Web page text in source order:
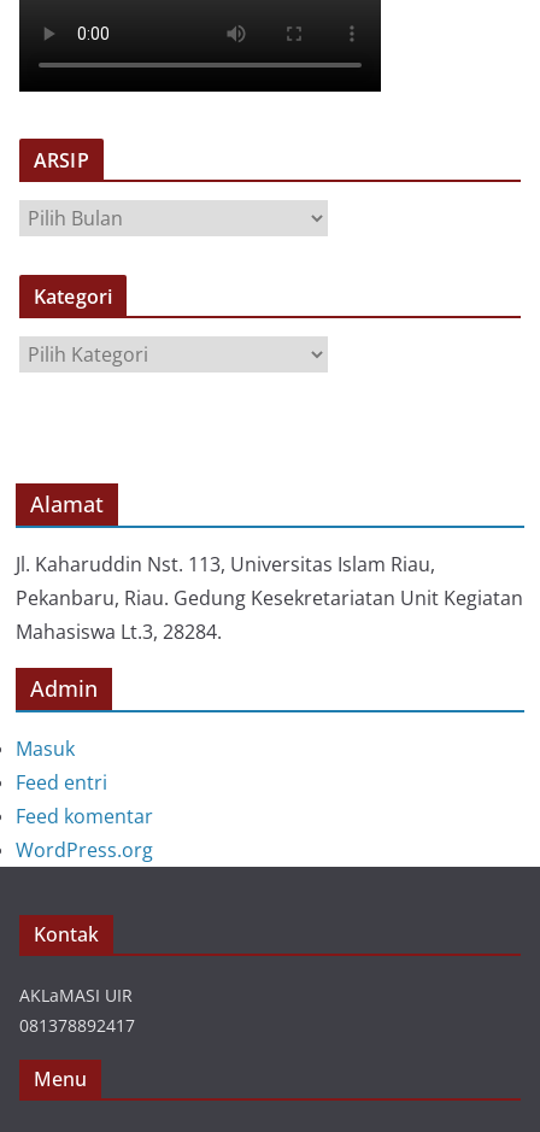
ARSIP
S
P
Kategori
r
i
Alamat
Jl. Kaharuddin Nst. 113, Universitas Islam Riau,
Pekanbaru, Riau. Gedung Kesekretariatan Unit Kegiatan
Mahasiswa Lt.3, 28284.
Admin
Masuk
Feed entri
Feed komentar
WordPress.org
Kontak
AKLaMASI UIR
081378892417
Menu